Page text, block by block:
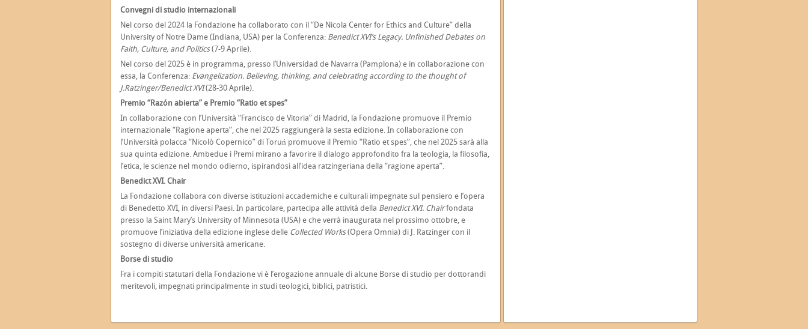
Convegni di studio internazionali
Nel corso del 2024 la Fondazione ha collaborato con il “De Nicola Center for Ethics and Culture” della
University of Notre Dame (Indiana, USA) per la Conferenza: Benedict XVI’s Legacy. Unfinished Debates on
Faith, Culture, and Politics(7-9 Aprile).
Nel corso del 2025 è in programma, presso l’Universidad de Navarra (Pamplona) e in collaborazione con
essa, la Conferenza: Evangelization. Believing, thinking, and celebrating according to the thought of
J.Ratzinger/Benedict XVI(28-30 Aprile).
Premio “Razón abierta” e Premio “Ratio et spes”
In collaborazione con l’Università “Francisco de Vitoria” di Madrid, la Fondazione promuove il Premio
internazionale “Ragione aperta”, che nel 2025 raggiungerà la sesta edizione. In collaborazione con
l’Università polacca “Nicolò Copernico” di Toruń promuove il Premio “Ratio et spes”, che nel 2025 sarà alla
sua quinta edizione. Ambedue i Premi mirano a favorire il dialogo approfondito fra la teologia, la filosofia,
l’etica, le scienze nel mondo odierno, ispirandosi all’idea ratzingeriana della “ragione aperta”.
Benedict XVI. Chair
La Fondazione collabora con diverse istituzioni accademiche e culturali impegnate sul pensiero e l’opera
di Benedetto XVI, in diversi Paesi. In particolare, partecipa alle attività della Benedict XVI. Chairfondata
presso la Saint Mary’s University of Minnesota (USA) e che verrà inaugurata nel prossimo ottobre, e
promuove l’iniziativa della edizione inglese delle Collected Works(Opera Omnia) di J. Ratzinger con il
sostegno di diverse università americane.
Borse di studio
Fra i compiti statutari della Fondazione vi è l’erogazione annuale di alcune Borse di studio per dottorandi
meritevoli, impegnati principalmente in studi teologici, biblici, patristici.